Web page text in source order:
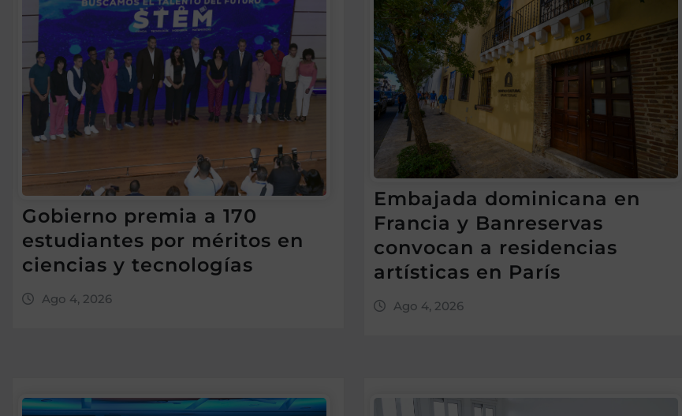
Gobierno premia a 170
estudiantes por méritos en
ciencias y tecnologías
Ago 4, 2026
Embajada dominicana en
Francia y Banreservas
convocan a residencias
artísticas en París
Ago 4, 2026